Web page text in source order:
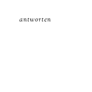
antworten